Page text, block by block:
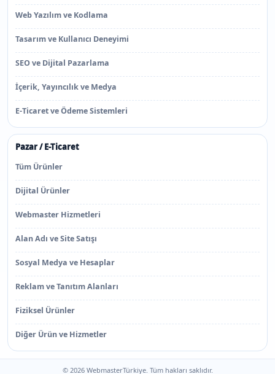
Web Yazılım ve Kodlama
Tasarım ve Kullanıcı Deneyimi
SEO ve Dijital Pazarlama
İçerik, Yayıncılık ve Medya
E-Ticaret ve Ödeme Sistemleri
Pazar / E-Ticaret
Tüm Ürünler
Dijital Ürünler
Webmaster Hizmetleri
Alan Adı ve Site Satışı
Sosyal Medya ve Hesaplar
Reklam ve Tanıtım Alanları
Fiziksel Ürünler
Diğer Ürün ve Hizmetler
© 2026 WebmasterTürkiye. Tüm hakları saklıdır.